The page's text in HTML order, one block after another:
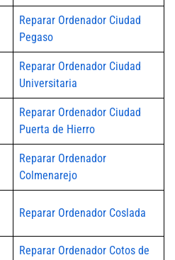
Reparar Ordenador Ciudad
Pegaso
Reparar Ordenador Ciudad
Universitaria
Reparar Ordenador Ciudad
Puerta de Hierro
Reparar Ordenador
Colmenarejo
Reparar Ordenador Coslada
Reparar Ordenador Cotos de